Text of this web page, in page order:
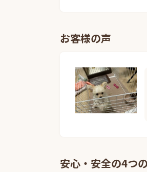
お客様の声
安心・安全の4つ